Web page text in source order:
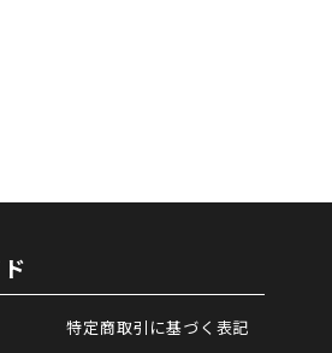
特定商取引に基づく表記